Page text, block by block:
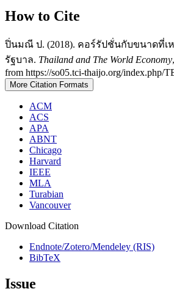
How to Cite
ปิ่นมณี ป. (2018). คอร์รัปชั่นกับขนาดที่เ
รัฐบาล. Thailand and The World Economy,
from https://so05.tci-thaijo.org/index.php/
More Citation Formats
ACM
ACS
APA
ABNT
Chicago
Harvard
IEEE
MLA
Turabian
Vancouver
Download Citation
Endnote/Zotero/Mendeley (RIS)
BibTeX
Issue